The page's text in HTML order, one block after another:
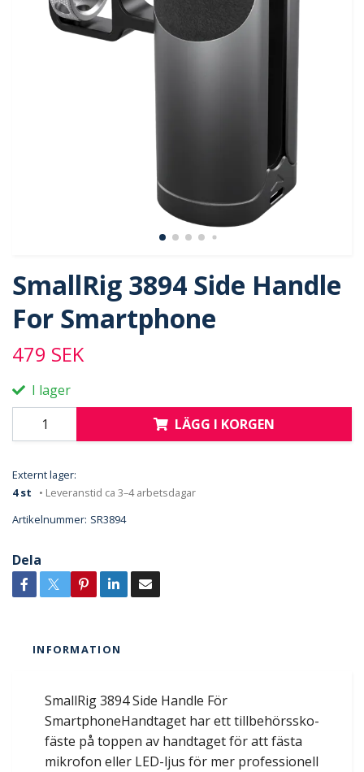
SmallRig 3894 Side Handle
For Smartphone
479 SEK
I lager
LÄGG I KORGEN
Externt lager:
4 st
• Leveranstid ca 3–4 arbetsdagar
Artikelnummer: SR3894
Dela
INFORMATION
SmallRig 3894 Side Handle För
SmartphoneHandtaget har ett tillbehörssko-
fäste på toppen av handtaget för att fästa
mikrofon eller LED-ljus för mer professionell